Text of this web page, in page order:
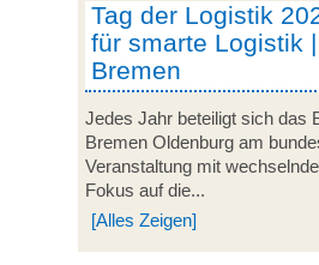
Tag der Logistik
für smarte Logistik
Bremen
Jedes Jahr beteiligt sich das
Bremen Oldenburg am
Veranstaltung mit
Fokus auf die...
[Alles Zeigen]